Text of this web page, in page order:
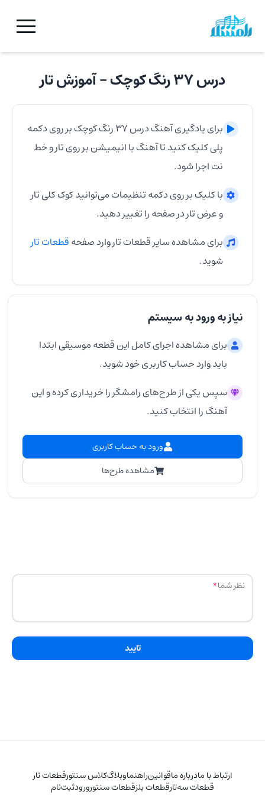
درس ۳۷ رنگ کوچک - آموزشتار
برای یادگیری آهنگدرس ۳۷ رنگ کوچک
بر روی دکمه
پلی کلیک کنید تا آهنگ با انیمیشن بر رویتارو خط
نت اجرا شود.
با کلیک بر روی دکمه تنظیمات می‌توانید کوک کلیتار
و عرضتاردر صفحه را تغییر دهید.
برای مشاهده سایر قطعاتتاروارد صفحهقطعاتتار
شوید.
نیاز به ورود به سیستم
برای مشاهده اجرای کامل این قطعه موسیقی ابتدا
باید وارد حساب کاربری خود شوید.
سپس یکی از طرح‌های رامشگر را خریداری کرده و این
آهنگ را انتخاب کنید.
ورود به حساب کاربری
مشاهده طرح‌ها
نظر شما
تایید
ارتباط با مادرباره ماقوانینراهنماوبلاگکلاس سنتورقطعات تار
قطعات سه‌تارقطعات بلزقطعات سنتورورودثبت‌نام